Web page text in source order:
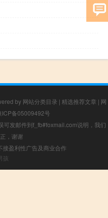
by 网站分类目录 | 精选推荐文章 | 网
ICP备05009492号
可发邮件到f_fb#foxmail.com说明，我们
，谢谢
盈利性广告及商业合作
孩